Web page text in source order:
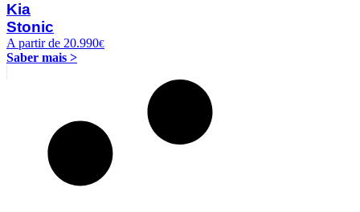
Kia
Stonic
A partir de 20.990€
Saber mais >